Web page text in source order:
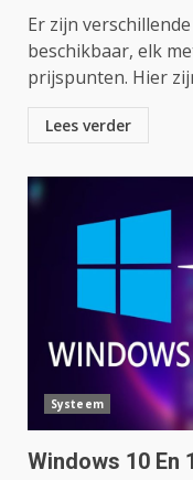
Er zijn
beschikbaar, elk
prijspunten. Hier
Lees verder
Systeem
Windows 10 En